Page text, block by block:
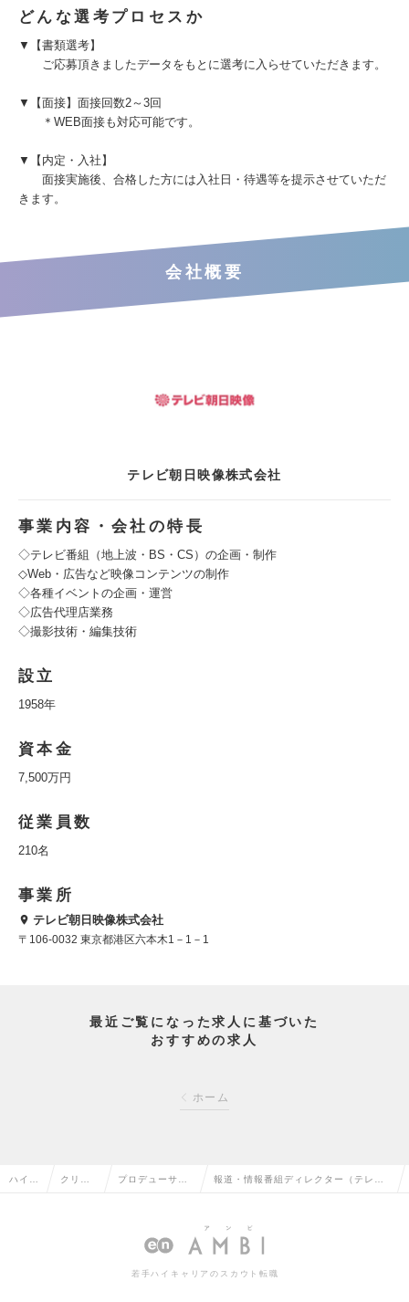
どんな選考プロセスか
▼【書類選考】
ご応募頂きましたデータをもとに選考に入らせていただきます。
▼【面接】面接回数2～3回
＊WEB面接も対応可能です。
▼【内定・入社】
面接実施後、合格した方には入社日・待遇等を提示させていただ
きます。
会社概要
テレビ朝日映像株式会社
事業内容・会社の特長
◇テレビ番組（地上波・BS・CS）の企画・制作
◇Web・広告など映像コンテンツの制作
◇各種イベントの企画・運営
◇広告代理店業務
◇撮影技術・編集技術
設立
1958年
資本金
7,500万円
従業員数
210名
事業所
テレビ朝日映像株式会社
〒106-0032 東京都港区六本木1－1－1
最近ご覧になった求人に基づいた
おすすめの求人
ホーム
ハイク クリエ プロデューサ
ー（その他）の
報道・情報番組ディレクター（テレビ
新卒・同業者を積極募集】の求人情報
若手ハイキャリアのスカウト転職